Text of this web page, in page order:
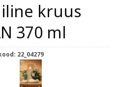
kruus
370 ml
22_04279